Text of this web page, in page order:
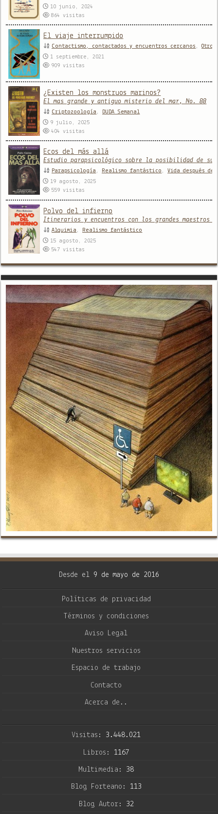
10 junio, 2024
864visitas
El viaje interrumpido
Contactismo, contactados y encuentros cercanos ,Otros
1 septiembre, 2021
909visitas
¿Existen los monstruos marinos?
El mas grande y antiguo misterio del mar, No. 88
Criptozoología ,
DUDA Semanal
9 julio, 2025
404visitas
Ecos del más allá
Estudio parapsicológico sobre la posibilidad de
Parapsicología , Realismo fantástico ,Vida después
19 agosto, 2025
559visitas
Polvo del infierno
Itinerarios y encuentros con los grandes maestros
Alquimia ,
Realismo fantástico
15 agosto, 2025
547visitas
Desde el 9 de mayo de 2016
Políticas de privacidad
Términos y condiciones
Aviso Legal
Nuestros servicios
Espacio de trabajo
Contacto
Acerca de..
Visitas: 3.448.021
Libros: 1167
Multimedia: 38
Blog Forteano: 113
Blog Autor: 32